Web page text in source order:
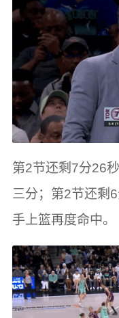
第2节还剩7分26
三分；第2节还剩
手上篮再度命中。